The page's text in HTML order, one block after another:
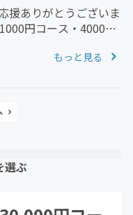
援ありがとうございま
円コース・4000円
り楽しんでいただけ
もっと見る
選ぶ